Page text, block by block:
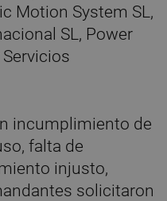
Motion System SL,
SL, Power
incumplimiento de
falta de
injusto,
solicitaron